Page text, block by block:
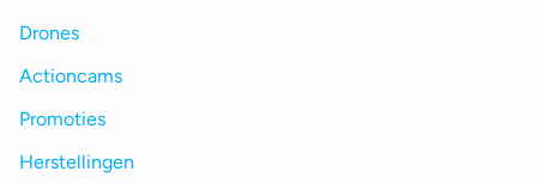
Drones
Actioncams
Promoties
Herstellingen